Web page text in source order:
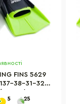
FINS 5629
38-31-32
5 25